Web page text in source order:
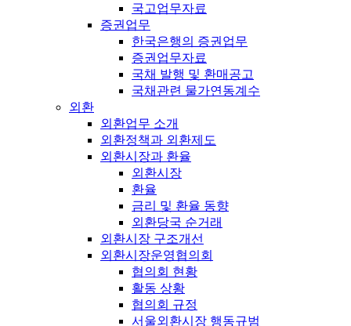
국고업무자료
증권업무
한국은행의 증권업무
증권업무자료
국채 발행 및 환매공고
국채관련 물가연동계수
외환
외환업무 소개
외환정책과 외환제도
외환시장과 환율
외환시장
환율
금리 및 환율 동향
외환당국 순거래
외환시장 구조개선
외환시장운영협의회
협의회 현황
활동 상황
협의회 규정
서울외환시장 행동규범